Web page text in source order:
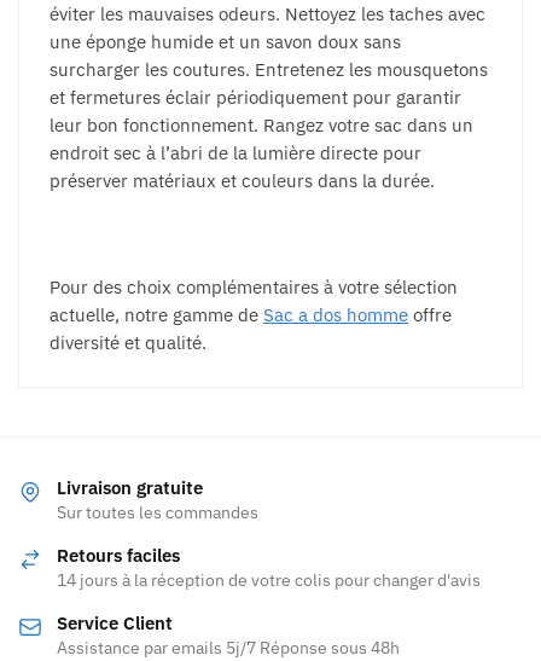
éviter les mauvaises odeurs. Nettoyez les taches avec
une éponge humide et un savon doux sans
surcharger les coutures. Entretenez les mousquetons
et fermetures éclair périodiquement pour garantir
leur bon fonctionnement. Rangez votre sac dans un
endroit sec à l’abri de la lumière directe pour
préserver matériaux et couleurs dans la durée.
Pour des choix complémentaires à votre sélection
actuelle, notre gamme de Sac a dos homme offre
diversité et qualité.
Livraison gratuite
Sur toutes les commandes
Retours faciles
14 jours à la réception de votre colis pour changer d'avis
Service Client
Assistance par emails 5j/7 Réponse sous 48h